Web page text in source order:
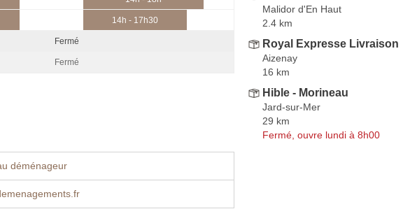
14h - 17h30
Fermé
Fermé
déménageur
Malidor d'En Haut
2.4 km
Royal Expresse Livraison
Aizenay
16 km
Hible - Morineau
Jard-sur-Mer
29 km
Fermé, ouvre lundi à 8h00